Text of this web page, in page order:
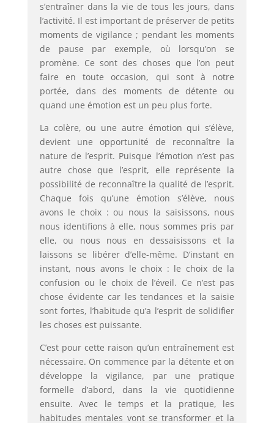
s’entraîner dans la vie de tous les jours, dans
l’activité. Il est important de préserver de petits
moments de vigilance ; pendant les moments
de pause par exemple, où lorsqu’on se
promène. Ce sont des choses que l’on peut
faire en toute occasion, qui sont à notre
portée, dans des moments de détente ou
quand une émotion est un peu plus forte.
La colère, ou une autre émotion qui s’élève,
devient une opportunité de reconnaître la
nature de l’esprit. Puisque l’émotion n’est pas
autre chose que l’es­prit, elle représente la
possibilité de reconnaître la qualité de l’esprit.
Chaque fois qu’une émotion s’élève, nous
avons le choix : ou nous la saisissons, nous
nous identifions à elle, nous sommes pris par
elle, ou nous nous en dessaisissons et la
laissons se libérer d’elle-même. D’instant en
instant, nous avons le choix : le choix de la
confusion ou le choix de l’éveil. Ce n’est pas
chose évidente car les tendances et la saisie
sont fortes, l’habitude qu’a l’esprit de solidifier
les choses est puissante.
C’est pour cette raison qu’un entraînement est
nécessaire. On commence par la détente et on
développe la vigilance, par une pratique
formelle d’abord, dans la vie quotidienne
ensuite. Avec le temps et la pratique, les
habitudes mentales vont se transformer et la